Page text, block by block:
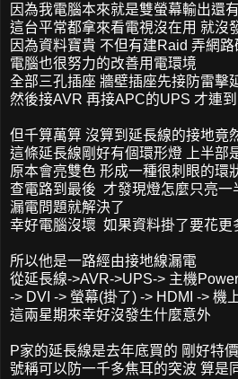
因為我電腦本來就是雙螢幕輸出還
這台平常都拿來看電視沒在用 就沒
因為資料寶貴 不但有建Raid 弄網路
電腦也很努力的改善用電環境
全部三孔插座 牆壁插座先接防雷擊
然後接AVR 再接APC的UPS 才連
但千算萬算 沒算到延長線的接地竟
這條延長線剛好有個環形燈 上半部
原本會亮雙色 形成一種很刺眼的環
查電路到最後 才發現燈怎麼只亮一
漏電問題就解決了
幸好電腦沒壞 如果資料掛了要花更
所以他是一路經由接地線漏電
從延長線->AVR->UPS-> 主機
-> DVI -> 螢幕(掛了) -> HDMI -> 機
這兩星期來幸好沒發生什麼意外
P家的延長線是去年底買的 剛好特價
號稱可以防一千多焦耳的突波 算是